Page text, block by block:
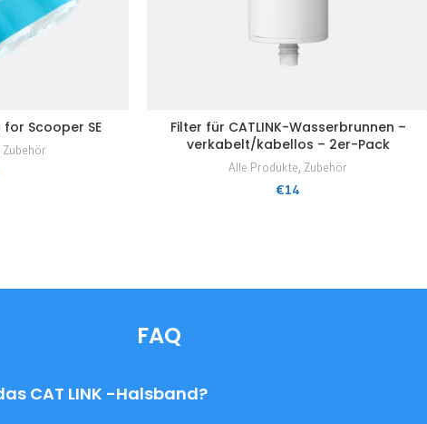
for Scooper SE
Zubehör
Filter für CATLINK-Wasserbrunnen –
verkabelt/kabellos – 2er-Pack
Alle Produkte, Zubehör
€14
FAQ
CAT LINK -Halsband?